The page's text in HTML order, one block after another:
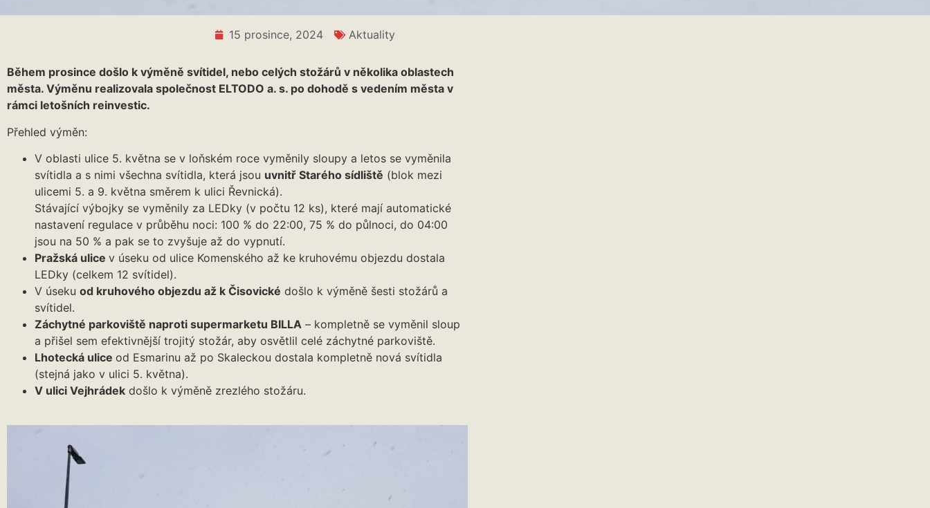
15 prosince, 2024 Aktuality
Během prosince došlo k výměně svítidel, nebo celých stožárů v několika oblastech
města. Výměnu realizovala společnost ELTODO a. s. po dohodě s vedením města v
rámci letošních reinvestic.
Přehled výměn:
V oblasti ulice 5. května se v loňském roce vyměnily sloupy a letos se vyměnila
svítidla a s nimi všechna svítidla, která jsou uvnitř Starého sídliště (blok mezi
ulicemi 5. a 9. května směrem k ulici Řevnická).
Stávající výbojky se vyměnily za LEDky (v počtu 12 ks), které mají automatické
nastavení regulace v průběhu noci: 100 % do 22:00, 75 % do půlnoci, do 04:00
jsou na 50 % a pak se to zvyšuje až do vypnutí.
Pražská ulice v úseku od ulice Komenského až ke kruhovému objezdu dostala
LEDky (celkem 12 svítidel).
V úseku od kruhového objezdu až k Čisovické došlo k výměně šesti stožárů a
svítidel.
Záchytné parkoviště naproti supermarketu BILLA – kompletně se vyměnil sloup
a přišel sem efektivnější trojitý stožár, aby osvětlil celé záchytné parkoviště.
Lhotecká ulice od Esmarinu až po Skaleckou dostala kompletně nová svítidla
(stejná jako v ulici 5. května).
V ulici Vejhrádek došlo k výměně zrezlého stožáru.